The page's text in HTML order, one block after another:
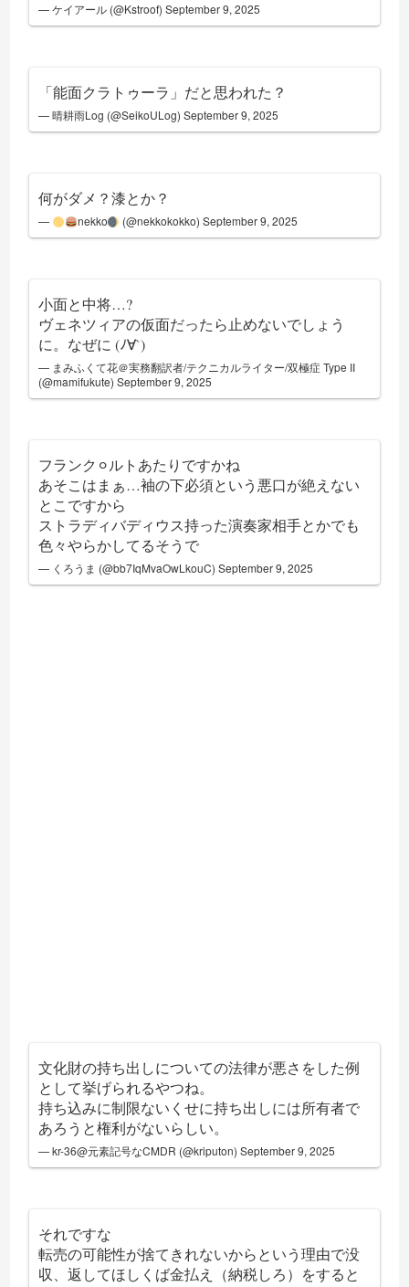
— ケイアール (@Kstroof)September 9, 2025
「能面クラトゥーラ」だと思われた？
— 晴耕雨Log (@SeikoULog)September 9, 2025
何がダメ？漆とか？
— nekko (@nekkokokko)September 9, 2025
小面と中将…?
ヴェネツィアの仮面だったら止めないでしょう
に。なぜに (ﾉ∀`)
— まみふくて花＠実務翻訳者/テクニカルライター/双極症 Type II
(@mamifukute)September 9, 2025
フランク⚪︎ルトあたりですかね
あそこはまぁ…袖の下必須という悪口が絶えない
とこですから
ストラディバディウス持った演奏家相手とかでも
色々やらかしてるそうで
— くろうま (@bb7IqMvaOwLkouC)September 9, 2025
文化財の持ち出しについての法律が悪さをした例
として挙げられるやつね。
持ち込みに制限ないくせに持ち出しには所有者で
あろうと権利がないらしい。
— kr-36@元素記号なCMDR (@kriputon)September 9, 2025
それですな
転売の可能性が捨てきれないからという理由で没
収、返してほしくば金払え（納税しろ）をすると